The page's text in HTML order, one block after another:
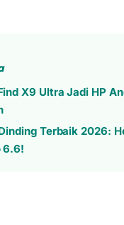
X9 Ultra Jadi HP
Terbaik 2026:
6.6!